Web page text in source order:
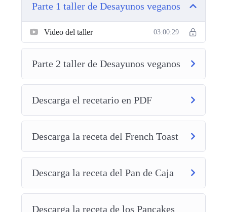
animal, harinas refinadas, azúcar,
conservadores y otros ingredientes
inarmónicos con nuestro organismo.
¡Te vas a enamorar de tus desayunos! Ya no te
faltarán propuestas para sorprender a más de un
paladar, con estas recetas 👌🏻🥣.
La clave a la hora de alimentarnos mejor y
sentirnos bien, es nuestro desayuno, si, el
crear un balance para que tengas los
nutrientes necesarios para el adecuado
Parte 1 taller de Desayunos veganos
Video del taller 03:00:29
Parte 2 taller de Desayunos veganos
Descarga el recetario en PDF
Descarga la receta del French Toast
Descarga la receta del Pan de Caja
Descarga la receta de los Pancakes